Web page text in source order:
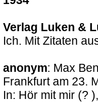
Verlag Luken &
Ich. Mit Zitaten
anonym: Max
Frankfurt am 23.
In: Hör mit mir (?